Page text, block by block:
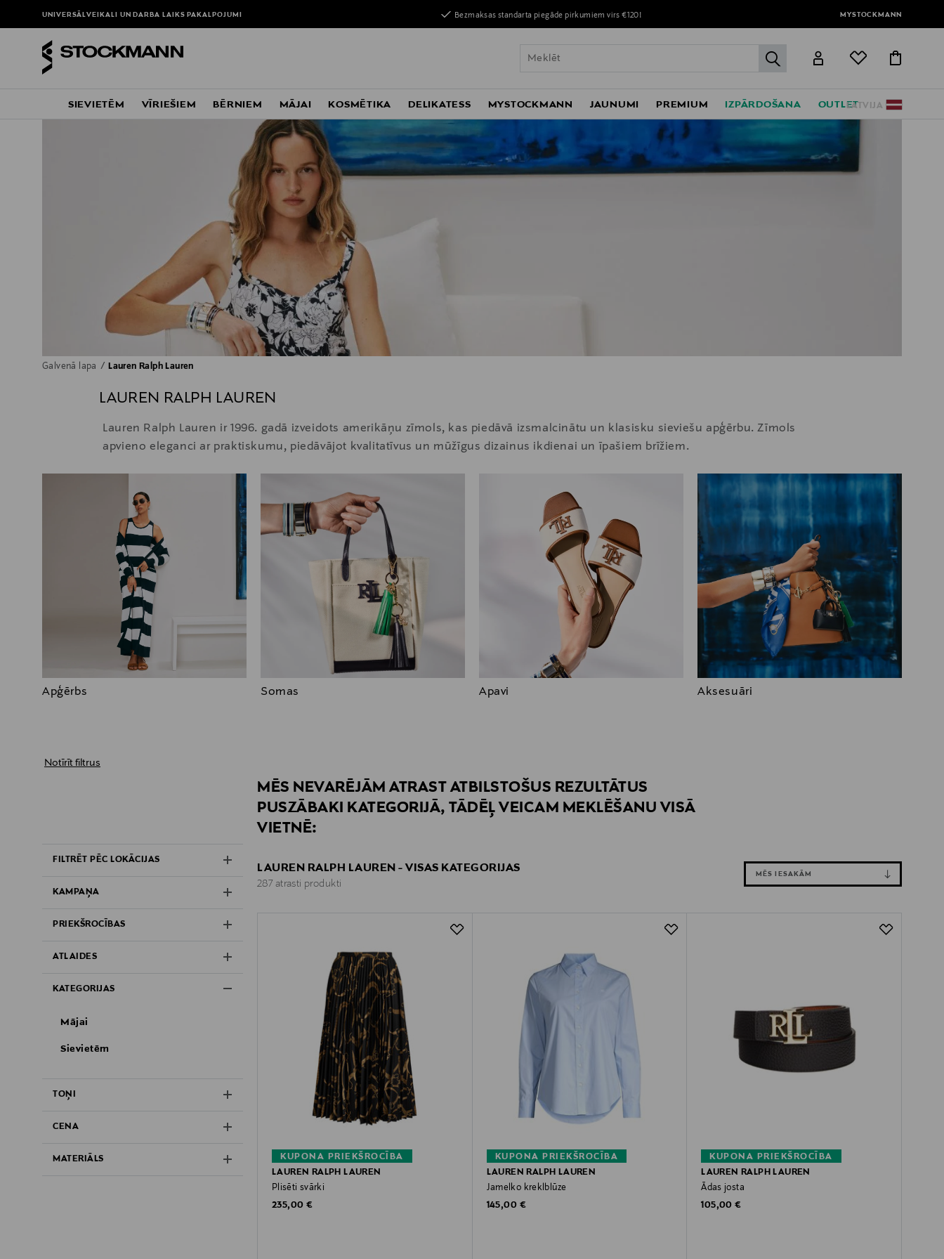
UNIVERSĀLVEIKALI UN DARBA LAIKSPAKALPOJUMI Bezmaksas standarta piegāde pirkumiem virs €120! MYSTOCKMANN
label.header.go
LATVIJA
SIEVIETĒM VĪRIEŠIEM BĒRNIEM MĀJAI KOSMĒTIKA DELIKATESS MYSTOCKMANN JAUNUMI PREMIUM IZPĀRDOŠANA OUTLET
Galvenā lapa Lauren Ralph Lauren
LAUREN RALPH LAUREN
Lauren Ralph Lauren ir 1996. gadā izveidots amerikāņu zīmols, kas piedāvā izsmalcinātu un klasisku sieviešu apģērbu. Zīmols
apvieno eleganci ar praktiskumu, piedāvājot kvalitatīvus un mūžīgus dizainus ikdienai un īpašiem brīžiem.
Apģērbs Somas Apavi Aksesuāri
Notīrīt filtrus
FILTRĒT PĒC LOKĀCIJAS
KAMPAŅA
PRIEKŠROCĪBAS
ATLAIDES
KATEGORIJAS
Mājai
Sievietēm
TOŅI
CENA
MATERIĀLS
MĒS NEVARĒJĀM ATRAST ATBILSTOŠUS REZULTĀTUS
PUSZĀBAKI KATEGORIJĀ, TĀDĒĻ VEICAM MEKLĒŠANU VISĀ
VIETNĒ:
LAUREN RALPH LAUREN - VISAS KATEGORIJAS
287 atrasti produkti
MĒS IESAKĀM
KUPONA PRIEKŠROCĪBA
LAUREN RALPH LAUREN
Plisēti svārki
Original Price
235,00 €
KUPONA PRIEKŠROCĪBA
LAUREN RALPH LAUREN
Jamelko kreklblūze
Original Price
145,00 €
KUPONA PRIEKŠROCĪBA
LAUREN RALPH LAUREN
Ādas josta
Original Price
105,00 €